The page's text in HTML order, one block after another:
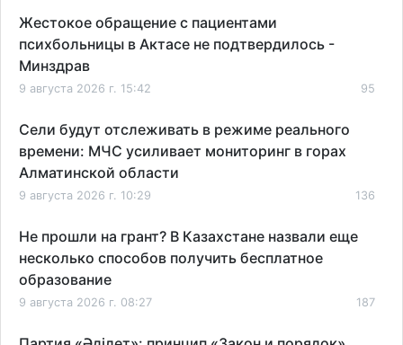
Жестокое обращение с пациентами
психбольницы в Актасе не подтвердилось -
Минздрав
9 августа 2026 г. 15:42 95
Сели будут отслеживать в режиме реального
времени: МЧС усиливает мониторинг в горах
Алматинской области
9 августа 2026 г. 10:29 136
Не прошли на грант? В Казахстане назвали еще
несколько способов получить бесплатное
образование
9 августа 2026 г. 08:27 187